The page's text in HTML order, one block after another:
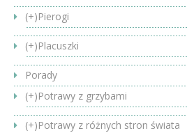
(+)Pierogi
(+)Placuszki
Porady
(+)Potrawy z grzybami
(+)Potrawy z różnych stron świata